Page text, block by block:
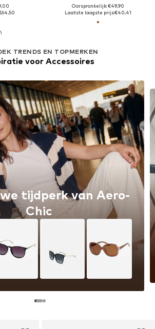
Oorspronkelijk: €49,90
Laatste laagste prijs:€40,41
TRENDS EN TOPMERKEN
voor Accessoires
tijdperk van Aero-
Chic